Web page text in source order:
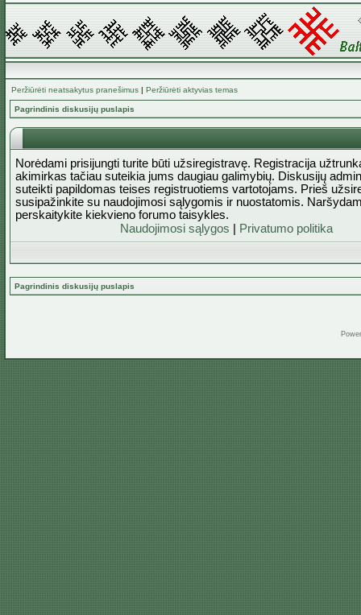
Peržiūrėti neatsakytus pranešimus | Peržiūrėti aktyvias temas
Pagrindinis diskusijų puslapis
Norėdami prisijungti turite būti užsiregistravę. Registracija
akimirkas tačiau suteikia jums daugiau galimybių. Diskusijų
suteikti papildomas teises registruotiems vartotojams. Prieš
susipažinkite su naudojimosi sąlygomis ir nuostatomis.
perskaitykite kiekvieno forumo taisykles.
Naudojimosi sąlygos
Privatumo politika
Pagrindinis diskusijų puslapis